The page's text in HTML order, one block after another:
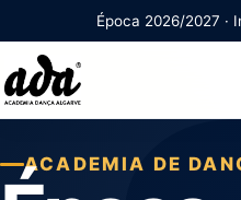
Época 2026/2027 ·
ACADEMIA DE